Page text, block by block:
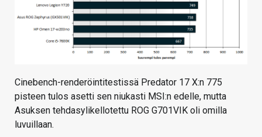
Cinebench-renderöintitestissä Predator 17 X:n 775
pisteen tulos asetti sen niukasti MSI:n edelle, mutta
Asuksen tehdasylikellotettu ROG G701VIK oli omilla
luvuillaan.